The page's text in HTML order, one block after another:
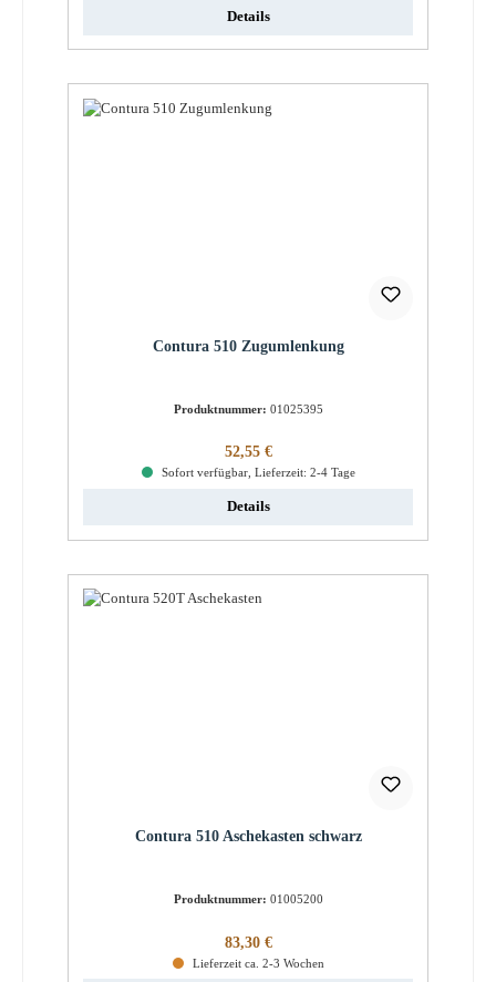
Details
Contura 510 Zugumlenkung
Produktnummer: 01025395
Regulärer Preis:
52,55 €
Sofort verfügbar, Lieferzeit: 2-4 Tage
Details
Contura 510 Aschekasten schwarz
Produktnummer: 01005200
Regulärer Preis:
83,30 €
Lieferzeit ca. 2-3 Wochen